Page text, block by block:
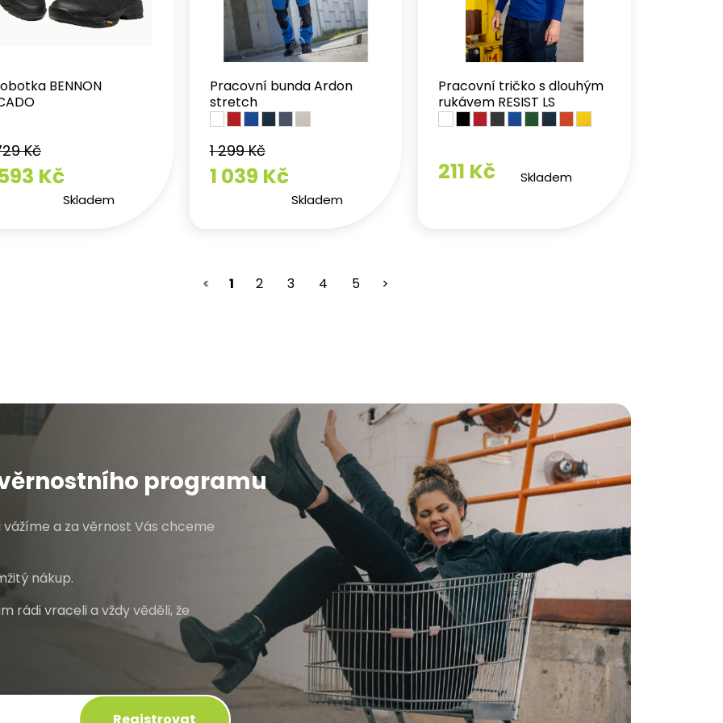
BENNON
Kč
Kč
Skladem
Pracovní bunda Ardon
stretch
1 299 Kč
1 039 Kč
Skladem
Pracovní tričko s dlouhým
rukávem RESIST LS
211 Kč Skladem
< 1 2 3 4 5 >
programu
a za věrnost Vás chceme
nákup.
rádi vraceli a vždy věděli, že
Registrovat